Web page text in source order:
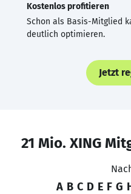
Kostenlos profitieren
Schon als Basis-Mitglied
deutlich optimieren.
Jetzt
21 Mio. XING
A B C D E F G